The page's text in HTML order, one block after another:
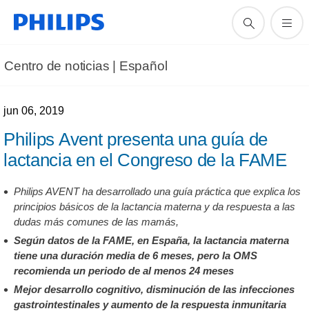
Centro de noticias | Español
jun 06, 2019
Philips Avent presenta una guía de
lactancia en el Congreso de la FAME
Philips AVENT ha desarrollado una guía práctica que explica los
principios básicos de la lactancia materna y da respuesta a las
dudas más comunes de las mamás,
Según datos de la FAME, en España, la lactancia materna
tiene una duración media de 6 meses, pero la OMS
recomienda un periodo de al menos 24 meses
Mejor desarrollo cognitivo, disminución de las infecciones
gastrointestinales y aumento de la respuesta inmunitaria